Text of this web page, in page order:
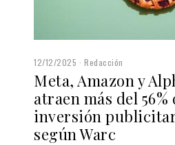
12/12/2025 Redacción
Meta, Amazon y
atraen más del 56%
inversión
según Warc